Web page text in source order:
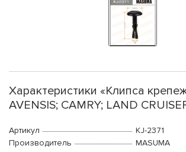
Характеристики «Клипса
AVENSIS; CAMRY; LAND
Артикул
KJ-2371
Производитель
MASUMA